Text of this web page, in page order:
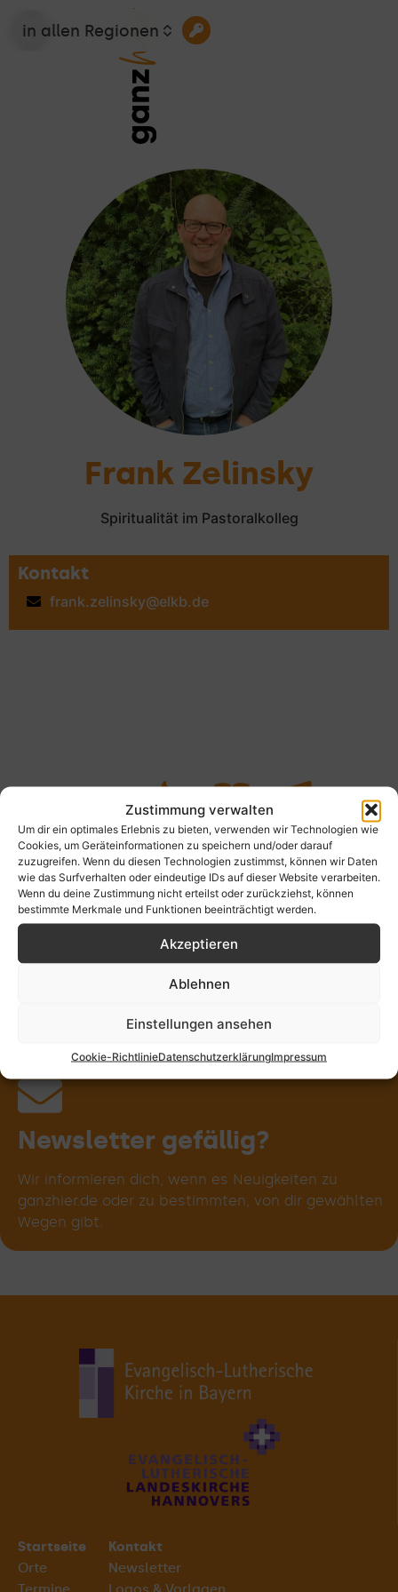
Zustimmung verwalten
Um dir ein optimales Erlebnis zu bieten, verwenden wir Technologien wie
Cookies, um Geräteinformationen zu speichern und/oder darauf
zuzugreifen. Wenn du diesen Technologien zustimmst, können wir Daten
wie das Surfverhalten oder eindeutige IDs auf dieser Website verarbeiten.
Wenn du deine Zustimmung nicht erteilst oder zurückziehst, können
bestimmte Merkmale und Funktionen beeinträchtigt werden.
Akzeptieren
Ablehnen
Einstellungen ansehen
Cookie-RichtlinieDatenschutzerklärungImpressum
in allen Regionen
Frank Zelinsky
Spiritualität im Pastoralkolleg
Kontakt
frank.zelinsky@elkb.de
Stille Rituale Wort Musik
Kunst
Gemein-
schaft
Gremien-
spiritualität
Natur
Verant-
Persön-
Meditation
Kloster
Exerzitien
Gebet
Segen
Taufe
Abendmahl
Übergangs-
Jahres-
Bibel
Theologie
Wortkunst
Journaling
Chor
Posaunen-
Orgel
Pop
Worship
Gregorianik
Taizé
Kirchenraum
Meditatives
Bible Art
Gottesdienst
Gemeinsam
Circling
beGEISTert
Prozess-
Geist &
XXL
Berg-
Pilgern
Natur-
Wilde
Keltische
Körper-
Yoga
Qi Gong
Tanz
Fasten
Sport
Motorrad
Weltver-
Schöpfungs-
Identitäten &
Persönlichkeits-
Geistliche
Seelsorge
Erzähle
Weg!
Teste deinen
Newsletter gefällig?
Wir informieren dich, wenn es Neuigkeiten zu
ganzhier.de oder zu bestimmten, von dir gewählten
Wegen gibt.
Startseite
Orte
Kontakt
Newsletter